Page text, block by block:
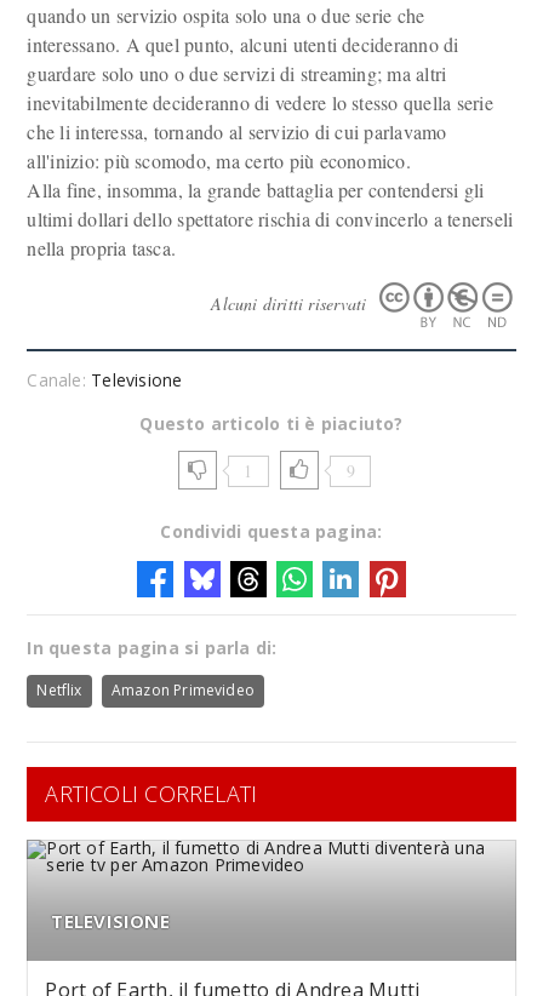
quando un servizio ospita solo una o due serie che
interessano. A quel punto, alcuni utenti decideranno di
guardare solo uno o due servizi di streaming; ma altri
inevitabilmente decideranno di vedere lo stesso quella serie
che li interessa, tornando al servizio di cui parlavamo
all'inizio: più scomodo, ma certo più economico.
Alla fine, insomma, la grande battaglia per contendersi gli
ultimi dollari dello spettatore rischia di convincerlo a tenerseli
nella propria tasca.
Alcuni diritti riservati
Canale: Televisione
Questo articolo ti è piaciuto?
1 9
Condividi questa pagina:
In questa pagina si parla di:
Netflix Amazon Primevideo
ARTICOLI CORRELATI
TELEVISIONE
Port of Earth, il fumetto di Andrea Mutti